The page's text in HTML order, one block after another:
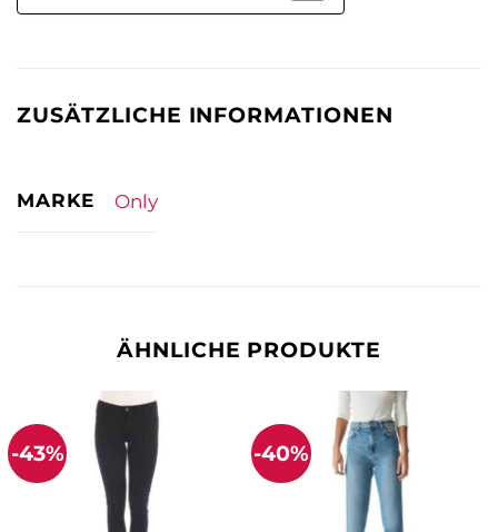
ZUSÄTZLICHE INFORMATIONEN
MARKE Only
ÄHNLICHE PRODUKTE
-43% -40%